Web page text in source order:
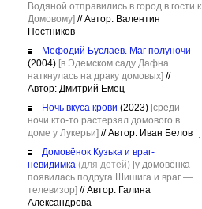
Водяной отправились в город в гости к
Домовому] //Автор: Валентин
Постников
Мефодий Буслаев. Маг полуночи
(2004) [в Эдемском саду Дафна
наткнулась на драку домовых] //
Автор: Дмитрий Емец
Ночь вкуса крови (2023) [среди
ночи кто-то растерзал домового в
доме у Лукерьи] //Автор: Иван Белов
Домовёнок Кузька и враг-
невидимка (для детей) [у домовёнка
появилась подруга Шишига и враг —
телевизор] //Автор: Галина
Александрова